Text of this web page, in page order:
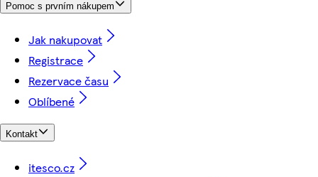
Pomoc s prvním nákupem
Jak nakupovat
Registrace
Rezervace času
Oblíbené
Kontakt
itesco.cz